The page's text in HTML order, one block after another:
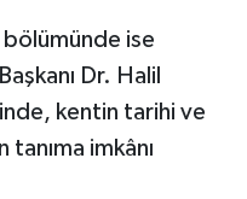
bölümünde ise
Dr. Halil
kentin tarihi ve
imkânı